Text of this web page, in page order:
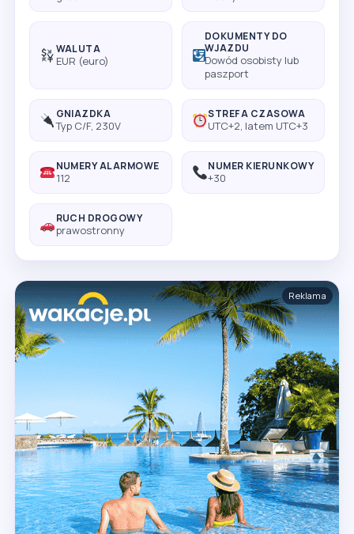
WALUTA
EUR (euro)
DOKUMENTY DO
WJAZDU
Dowód osobisty lub
paszport
GNIAZDKA
Typ C/F, 230V
STREFA CZASOWA
UTC+2, latem UTC+3
NUMERY ALARMOWE
112
NUMER KIERUNKOWY
+30
RUCH DROGOWY
prawostronny
Reklama